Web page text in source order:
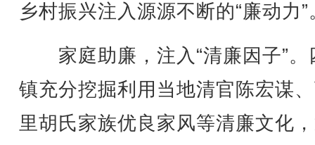
乡村振兴注入源源不断的“廉动力”
家庭助廉，注入“清廉因子”。
镇充分挖掘利用当地清官陈宏谋
里胡氏家族优良家风等清廉文化